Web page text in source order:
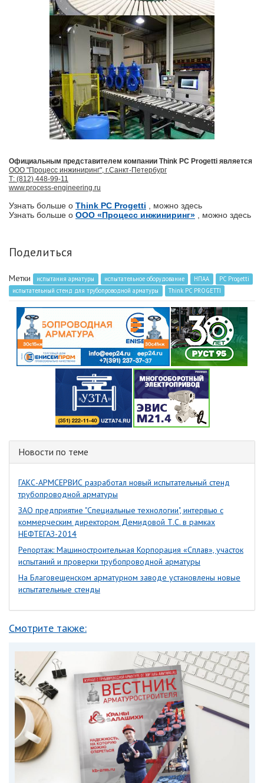
Официальным представителем компании Think PC Progetti является
ООО "Процесс инжиниринг", г.Санкт-Петербург
Т: (812) 448-99-11
www.process-engineering.ru
Узнать больше о Think PC Progetti , можно здесь
Узнать больше о ООО «Процесс инжиниринг» , можно здесь
Поделиться
Метки испытания арматуры испытательное оборудование НПАА
PC Progetti
испытательный стенд для трубопроводной арматуры
Think PC PROGETTI
Новости по теме
ГАКС-АРМСЕРВИС разработал новый испытательный стенд
трубопроводной арматуры
ЗАО предприятие "Специальные технологии", интервью с
коммерческим директором Демидовой Т.С. в рамках
НЕФТЕГАЗ-2014
Репортаж: Машиностроительная Корпорация «Сплав», участок
испытаний и проверки трубопроводной арматуры
На Благовещенском арматурном заводе установлены новые
испытательные стенды
Смотрите также: